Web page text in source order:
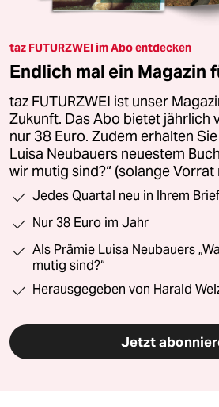
taz FUTURZWEI im Abo entdecken
Endlich mal ein Magazin
taz FUTURZWEI ist unser
Zukunft. Das Abo bietet jährlich
nur 38 Euro. Zudem erhalten
Luisa Neubauers neuestem
wir mutig sind?“ (solange Vorrat
Jedes Quartal neu in Ihrem
Nur 38 Euro im Jahr
Als Prämie Luisa Neubauers
mutig sind?“
Herausgegeben von Harald
Jetzt